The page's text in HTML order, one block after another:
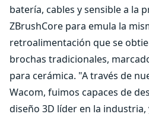
batería, cables y sensible a la
ZBrushCore para emula la
retroalimentación que se
brochas tradicionales,
para cerámica. "A través de
Wacom, fuimos capaces de
diseño 3D líder en la